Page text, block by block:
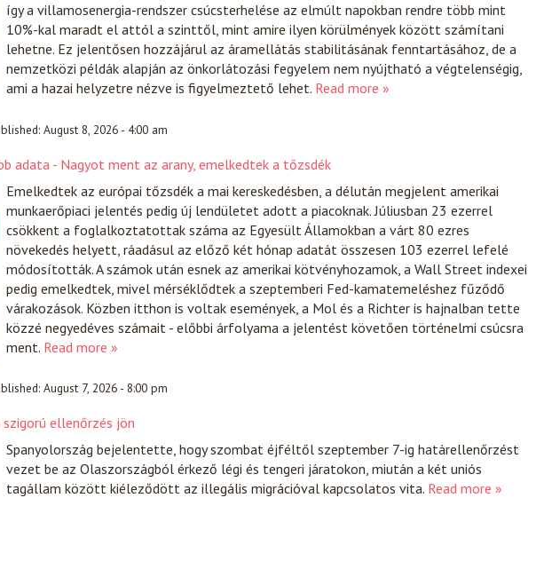
így a villamosenergia-rendszer csúcsterhelése az elmúlt napokban rendre több mint
10%-kal maradt el attól a szinttől, mint amire ilyen körülmények között számítani
lehetne. Ez jelentősen hozzájárul az áramellátás stabilitásának fenntartásához, de a
nemzetközi példák alapján az önkorlátozási fegyelem nem nyújtható a végtelenségig,
ami a hazai helyzetre nézve is figyelmeztető lehet. Read more »
August 8, 2026 - 4:00 am
adata - Nagyot ment az arany, emelkedtek a tőzsdék
Emelkedtek az európai tőzsdék a mai kereskedésben, a délután megjelent amerikai
munkaerőpiaci jelentés pedig új lendületet adott a piacoknak. Júliusban 23 ezerrel
csökkent a foglalkoztatottak száma az Egyesült Államokban a várt 80 ezres
növekedés helyett, ráadásul az előző két hónap adatát összesen 103 ezerrel lefelé
módosították. A számok után esnek az amerikai kötvényhozamok, a Wall Street indexei
pedig emelkedtek, mivel mérséklődtek a szeptemberi Fed-kamatemeléshez fűződő
várakozások. Közben itthon is voltak események, a Mol és a Richter is hajnalban tette
közzé negyedéves számait - előbbi árfolyama a jelentést követően történelmi csúcsra
ment. Read more »
August 7, 2026 - 8:00 pm
ellenőrzés jön
Spanyolország bejelentette, hogy szombat éjféltől szeptember 7-ig határellenőrzést
vezet be az Olaszországból érkező légi és tengeri járatokon, miután a két uniós
tagállam között kiéleződött az illegális migrációval kapcsolatos vita. Read more »